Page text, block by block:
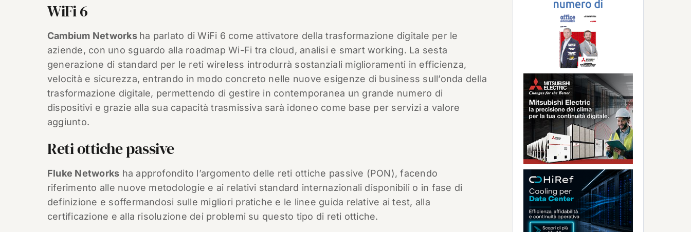
WiFi 6
Cambium Networks ha parlato di WiFi 6 come attivatore della trasformazione digitale per le
aziende, con uno sguardo alla roadmap Wi-Fi tra cloud, analisi e smart working. La sesta
generazione di standard per le reti wireless introdurrà sostanziali miglioramenti in efficienza,
velocità e sicurezza, entrando in modo concreto nelle nuove esigenze di business sull’onda della
trasformazione digitale, permettendo di gestire in contemporanea un grande numero di
dispositivi e grazie alla sua capacità trasmissiva sarà idoneo come base per servizi a valore
aggiunto.
Reti ottiche passive
Fluke Networks ha approfondito l’argomento delle reti ottiche passive (PON), facendo
riferimento alle nuove metodologie e ai relativi standard internazionali disponibili o in fase di
definizione e soffermandosi sulle migliori pratiche e le linee guida relative ai test, alla
certificazione e alla risoluzione dei problemi su questo tipo di reti ottiche.